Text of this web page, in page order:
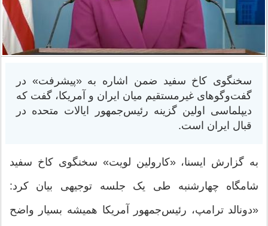
سخنگوی کاخ سفید ضمن اشاره به «پیشرفت» در
گفت‌وگوهای غیرمستقیم میان ایران و آمریکا، گفت که
دیپلماسی اولین گزینه رئیس‌جمهور ایالات متحده در
قبال ایران است.
به گزارش ایسنا، «کارولین لویت» سخنگوی کاخ سفید
شامگاه چهارشنبه طی یک جلسه توجیهی بیان کرد:
«دونالد ترامپ، رئیس‌جمهور آمریکا همیشه بسیار واضح